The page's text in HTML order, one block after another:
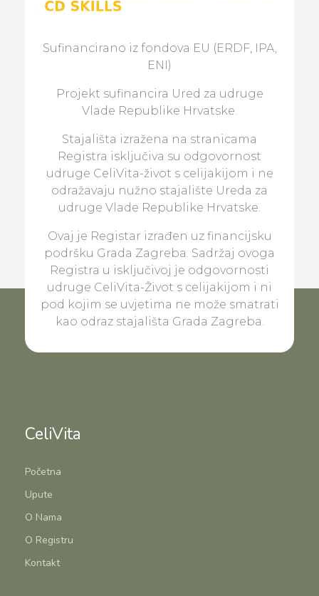
Sufinancirano iz fondova EU (ERDF, IPA,
ENI)
Projekt sufinancira Ured za udruge
Vlade Republike Hrvatske.
Stajališta izražena na stranicama
Registra isključiva su odgovornost
udruge CeliVita-život s celijakijom i ne
odražavaju nužno stajalište Ureda za
udruge Vlade Republike Hrvatske.
Ovaj je Registar izrađen uz financijsku
podršku Grada Zagreba. Sadržaj ovoga
Registra u isključivoj je odgovornosti
udruge CeliVita-Život s celijakijom i ni
pod kojim se uvjetima ne može smatrati
kao odraz stajališta Grada Zagreba.
CeliVita
Početna
Upute
O Nama
O Registru
Kontakt